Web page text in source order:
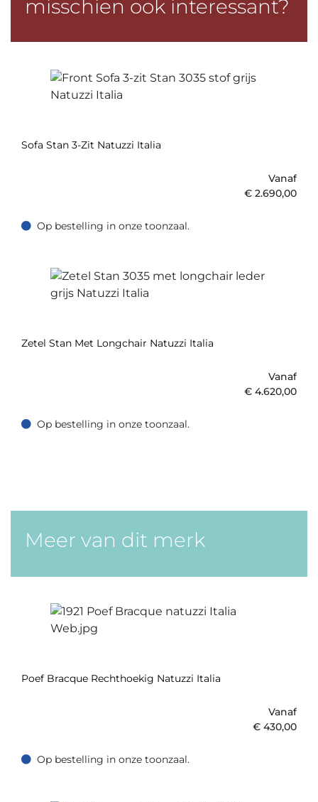
misschien ook interessant?
Sofa Stan 3-Zit Natuzzi Italia
Vanaf
€ 2.690,00
Op bestelling in onze toonzaal.
Op bestelling in onze toonzaal.
Zetel Stan Met Longchair Natuzzi Italia
Vanaf
€ 4.620,00
Op bestelling in onze toonzaal.
Op bestelling in onze toonzaal.
Meer van dit merk
Poef Bracque Rechthoekig Natuzzi Italia
Vanaf
€ 430,00
Op bestelling in onze toonzaal.
Op bestelling in onze toonzaal.